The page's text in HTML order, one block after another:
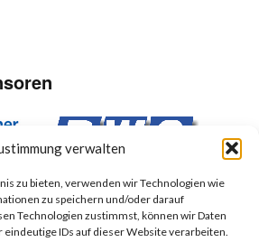
verwalten
zu bieten, verwenden wir Technologien wie
zu speichern und/oder darauf
Technologien zustimmst, können wir Daten
IDs auf dieser Website verarbeiten.